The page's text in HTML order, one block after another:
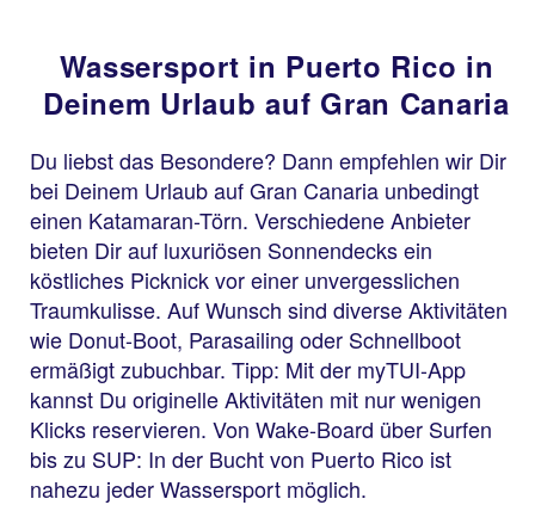
Wassersport in Puerto Rico in
Deinem Urlaub auf Gran Canaria
Du liebst das Besondere? Dann empfehlen wir Dir
bei Deinem Urlaub auf Gran Canaria unbedingt
einen Katamaran-Törn. Verschiedene Anbieter
bieten Dir auf luxuriösen Sonnendecks ein
köstliches Picknick vor einer unvergesslichen
Traumkulisse. Auf Wunsch sind diverse Aktivitäten
wie Donut-Boot, Parasailing oder Schnellboot
ermäßigt zubuchbar. Tipp: Mit der myTUI-App
kannst Du originelle Aktivitäten mit nur wenigen
Klicks reservieren. Von Wake-Board über Surfen
bis zu SUP: In der Bucht von Puerto Rico ist
nahezu jeder Wassersport möglich.